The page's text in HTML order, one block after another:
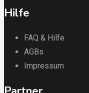
Hilfe
FAQ & Hilfe
AGBs
Impressum